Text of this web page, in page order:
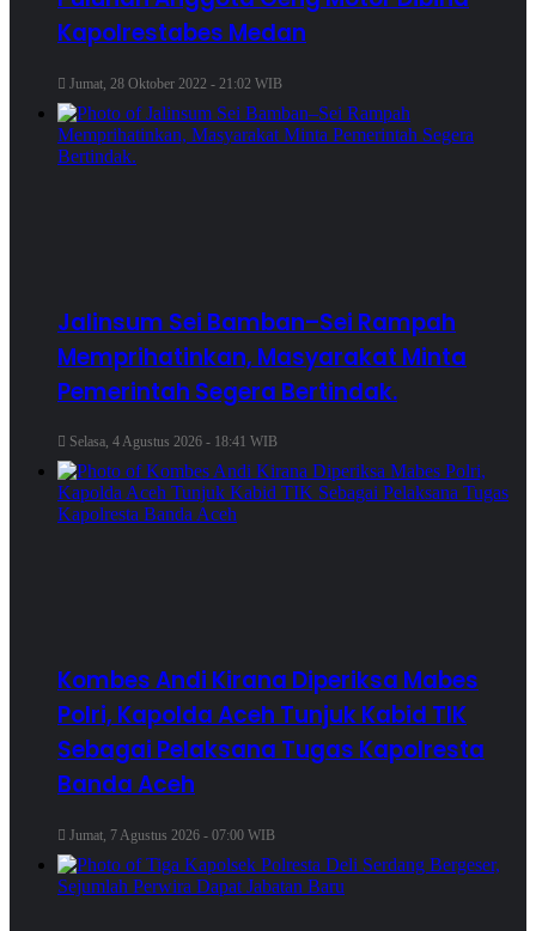
Kapolrestabes Medan
Jumat, 28 Oktober 2022 - 21:02 WIB
Jalinsum Sei Bamban–Sei Rampah
Memprihatinkan, Masyarakat Minta
Pemerintah Segera Bertindak.
Selasa, 4 Agustus 2026 - 18:41 WIB
Kombes Andi Kirana Diperiksa Mabes
Polri, Kapolda Aceh Tunjuk Kabid TIK
Sebagai Pelaksana Tugas Kapolresta
Banda Aceh
Jumat, 7 Agustus 2026 - 07:00 WIB